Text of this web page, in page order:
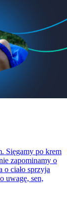
Sięgamy po krem
zapominamy o
o ciało sprzyja
uwagę, sen,